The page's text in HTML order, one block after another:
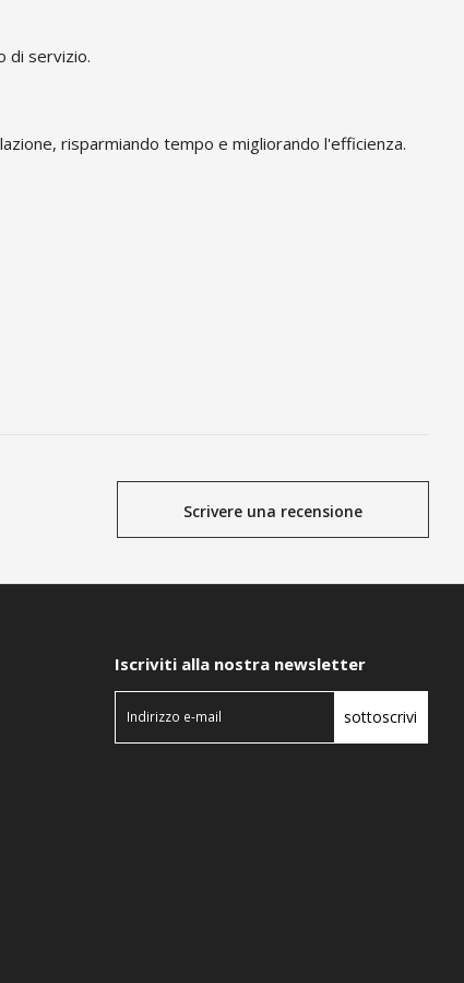
di servizio.
risparmiando tempo e migliorando l'efficienza.
Scrivere una recensione
Iscriviti alla nostra newsletter
sottoscrivi